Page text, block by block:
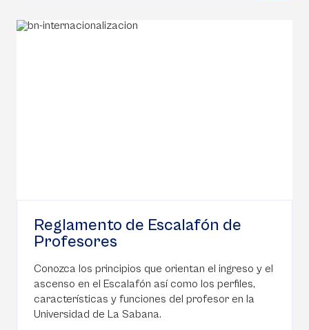
Reglamento de Escalafón de
Profesores
Conozca los principios que orientan el ingreso y el
ascenso en el Escalafón así como los perfiles,
características y funciones del profesor en la
Universidad de La Sabana.